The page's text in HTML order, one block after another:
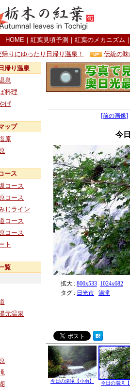
HOME ｜ 紅葉見頃予測 ｜ 紅葉のメカニズム
帰りにゆったり日帰り温泉！
伝統の
帰り温泉
泉
料理
げ
ップ
原
ース
コース
コース
じライン
コース
コース
ト
覧
元温泉
[前の画像]
今
拡大 : 800x533 1024x682
タグ : 日光市 湯滝
今日の湯滝【小雨】 今日の湯滝